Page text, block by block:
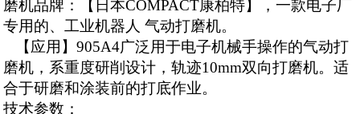
磨机品牌：
【日本COMPACT康柏特】
，一款电子厂
专用的、工业机器人 气动打磨机。
【应用】905A4广泛用于电子机械手操作的气动打
磨机，系重度研削设计，轨迹10mm双向打磨机。适
合于研磨和涂装前的打底作业。
技术参数：